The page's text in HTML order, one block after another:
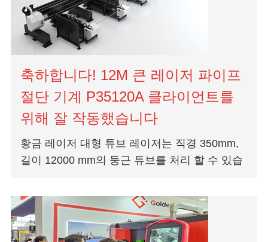
축하합니다! 12M 큰 레이저 파이프
절단 기계 P35120A 클라이언트를
위해 잘 작동했습니다
황금 레이저 대형 튜브 레이저는 직경 350mm,
길이 12000 mm의 둥근 튜브를 처리 할 수 있습
한 지원을 보장합니다...